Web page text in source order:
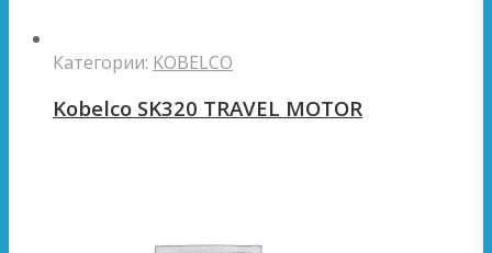
Категории: KOBELCO
Kobelco SK320 TRAVEL MOTOR